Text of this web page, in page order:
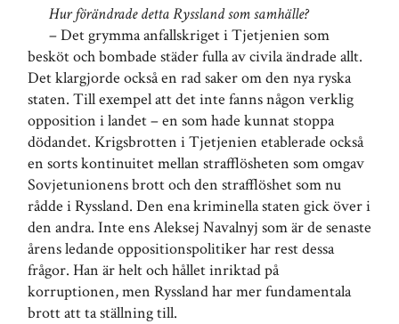
Hur förändrade detta Ryssland som samhälle?
– Det grymma anfallskriget i Tjetjenien som
besköt och bombade städer fulla av civila ändrade allt.
Det klargjorde också en rad saker om den nya ryska
staten. Till exempel att det inte fanns någon verklig
opposition i landet – en som hade kunnat stoppa
dödandet. Krigsbrotten i Tjetjenien etablerade också
en sorts kontinuitet mellan strafflösheten som omgav
Sovjetunionens brott och den strafflöshet som nu
rådde i Ryssland. Den ena kriminella staten gick över i
den andra. Inte ens Aleksej Navalnyj som är de senaste
årens ledande oppositionspolitiker har rest dessa
frågor. Han är helt och hållet inriktad på
korruptionen, men Ryssland har mer fundamentala
brott att ta ställning till.